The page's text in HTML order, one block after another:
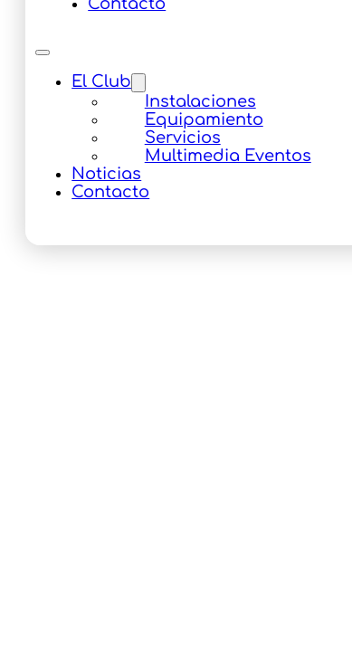
Contacto
El Club
Instalaciones
Equipamiento
Servicios
Multimedia Eventos
Noticias
Contacto